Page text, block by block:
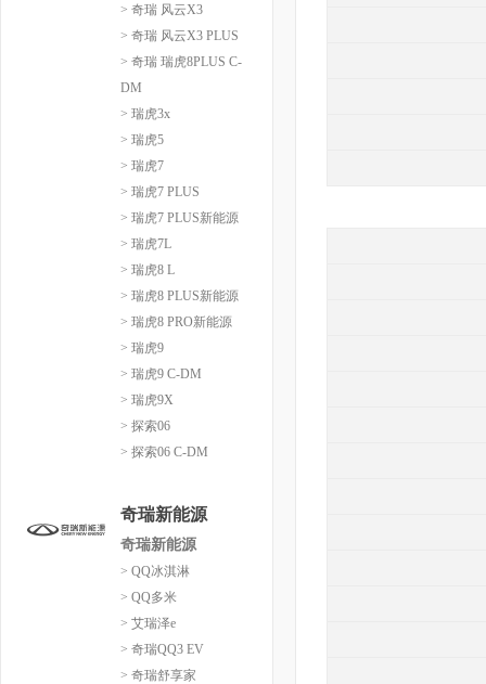
> 奇瑞 风云X3
> 奇瑞 风云X3 PLUS
> 奇瑞 瑞虎8PLUS C-
DM
> 瑞虎3x
> 瑞虎5
> 瑞虎7
> 瑞虎7 PLUS
> 瑞虎7 PLUS新能源
> 瑞虎7L
> 瑞虎8 L
> 瑞虎8 PLUS新能源
> 瑞虎8 PRO新能源
> 瑞虎9
> 瑞虎9 C-DM
> 瑞虎9X
> 探索06
> 探索06 C-DM
奇瑞新能源
奇瑞新能源
> QQ冰淇淋
> QQ多米
> 艾瑞泽e
> 奇瑞QQ3 EV
> 奇瑞舒享家